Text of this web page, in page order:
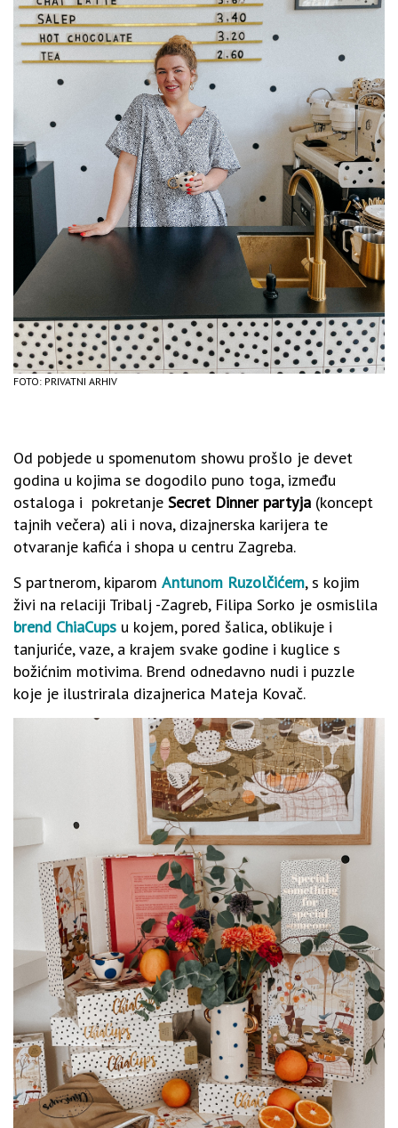
FOTO: PRIVATNI ARHIV
Od pobjede u spomenutom showu prošlo je devet
godina u kojima se dogodilo puno toga, između
ostaloga i pokretanje Secret Dinner partyja (koncept
tajnih večera) ali i nova, dizajnerska karijera te
otvaranje kafića i shopa u centru Zagreba.
S partnerom, kiparom Antunom Ruzolčićem, s kojim
živi na relaciji Tribalj -Zagreb, Filipa Sorko je osmislila
brend ChiaCups u kojem, pored šalica, oblikuje i
tanjuriće, vaze, a krajem svake godine i kuglice s
božićnim motivima. Brend odnedavno nudi i puzzle
koje je ilustrirala dizajnerica Mateja Kovač.